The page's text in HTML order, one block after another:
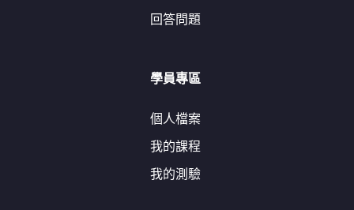
回答問題
學員專區
個人檔案
我的課程
我的測驗